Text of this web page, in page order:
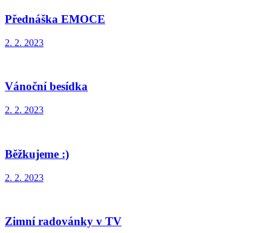
Přednáška EMOCE
2. 2. 2023
Vánoční besídka
2. 2. 2023
Běžkujeme :)
2. 2. 2023
Zimní radovánky v TV